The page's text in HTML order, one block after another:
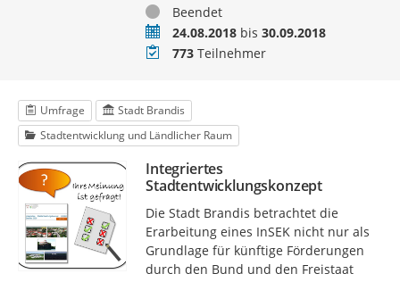
StatusBeendet
Zeitraum24.08.2018bis 30.09.2018
Teilnehmer
773Teilnehmer
Umfrage
Stadt Brandis
Stadtentwicklung und Ländlicher Raum
Integriertes
Stadtentwicklungskonzept
Die Stadt Brandis betrachtet die
Erarbeitung eines InSEK nicht nur als
Grundlage für künftige Förderungen
durch den Bund und den Freistaat